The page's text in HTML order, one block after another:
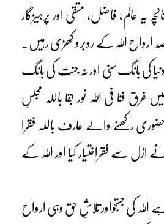
یہ عالم، فاضل، متقی اور پرہیزگار
ارواح اللہ کے روبرو کھڑی رہیں۔
کی بانگ سنی اور نہ جنت کی بانگ
غرق فنا فی اللہ نور بقا باللہ مجلسِ
رکھنے والے عارف باللہ فقرا
ازل سے فقراختیار کیا اور اللہ کے
کی جستجواور تلاشِ حق وہی ارواح